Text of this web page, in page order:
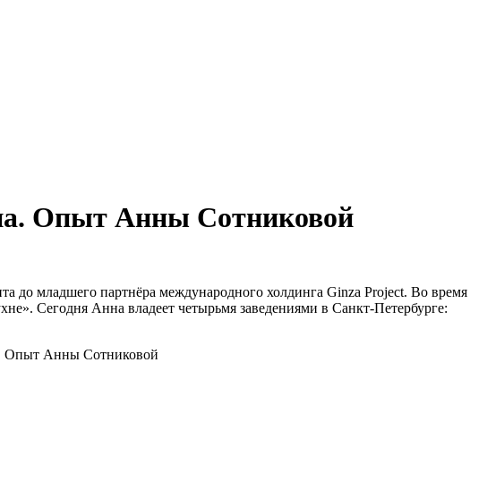
Опыт Анны Сотниковой
до младшего партнёра международного холдинга Ginza Project. Во время
Сегодня Анна владеет четырьмя заведениями в Санкт-Петербурге: